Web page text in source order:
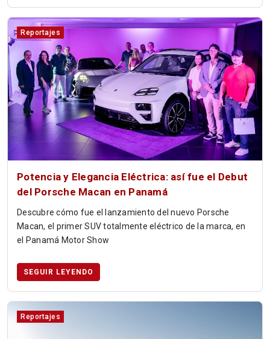
Reportajes
Potencia y Elegancia Eléctrica: así fue el Debut
del Porsche Macan en Panamá
Descubre cómo fue el lanzamiento del nuevo Porsche
Macan, el primer SUV totalmente eléctrico de la marca, en
el Panamá Motor Show
SEGUIR LEYENDO
Reportajes